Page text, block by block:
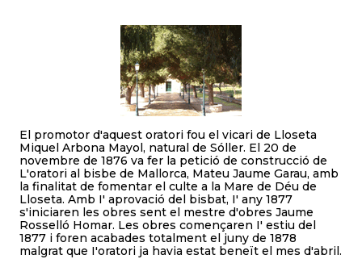
El promotor d'aquest oratori fou el vicari de Lloseta
Miquel Arbona Mayol, natural de Sóller. El 20 de
novembre de 1876 va fer la petició de construcció de
L'oratori al bisbe de Mallorca, Mateu Jaume Garau, amb
la finalitat de fomentar el culte a la Mare de Déu de
Lloseta. Amb I' aprovació del bisbat, I' any 1877
s'iniciaren les obres sent el mestre d'obres Jaume
Rosselló Homar. Les obres començaren I' estiu del
1877 i foren acabades totalment el juny de 1878
malgrat que I'oratori ja havia estat beneït el mes d'abril.